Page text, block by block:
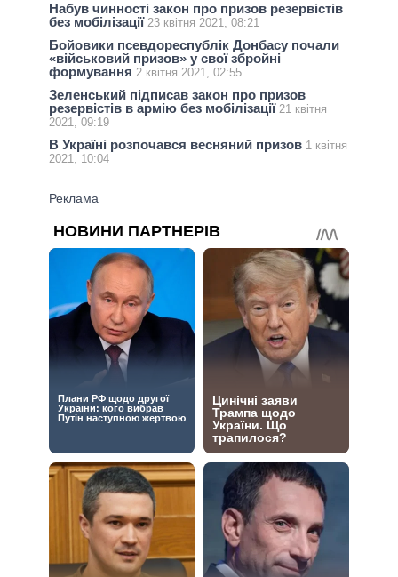
Набув чинності закон про призов резервістів
без мобілізації 23 квітня 2021, 08:21
Бойовики псевдореспублік Донбасу почали
«військовий призов» у свої збройні
формування 2 квітня 2021, 02:55
Зеленський підписав закон про призов
резервістів в армію без мобілізації 21 квітня
2021, 09:19
В Україні розпочався весняний призов 1 квітня
2021, 10:04